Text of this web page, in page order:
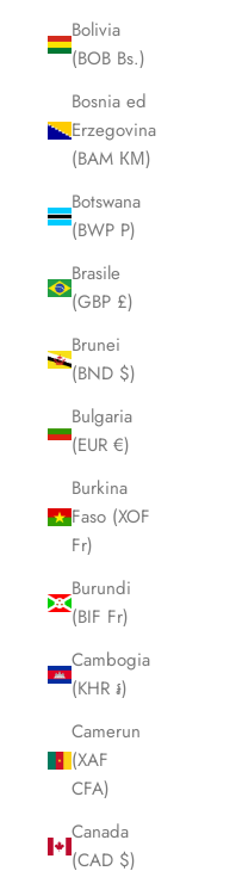
Bolivia
(BOB Bs.)
Bosnia ed
Erzegovina
(BAM КМ)
Botswana
(BWP P)
Brasile
(GBP £)
Brunei
(BND $)
Bulgaria
(EUR €)
Burkina
Faso (XOF
Fr)
Burundi
(BIF Fr)
Cambogia
(KHR ៛)
Camerun
(XAF
CFA)
Canada
(CAD $)